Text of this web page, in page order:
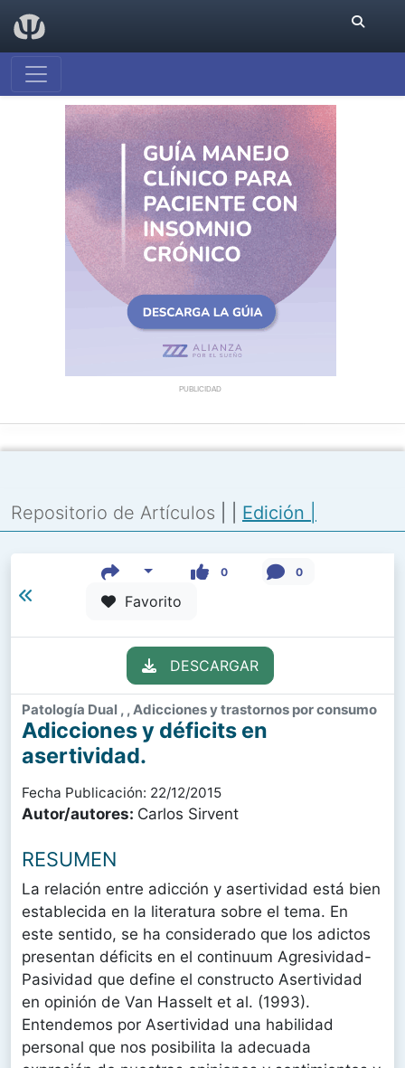
PUBLICIDAD
Repositorio de Artículos Edición |
0 0
Favorito
DESCARGAR
Patología Dual , , Adicciones y trastornos por consumo
Adicciones y déficits en
asertividad.
Fecha Publicación: 22/12/2015
Autor/autores: Carlos Sirvent
RESUMEN
La relación entre adicción y asertividad está bien
establecida en la literatura sobre el tema. En
este sentido, se ha considerado que los adictos
presentan déficits en el continuum Agresividad-
Pasividad que define el constructo Asertividad
en opinión de Van Hasselt et al. (1993).
Entendemos por Asertividad una habilidad
personal que nos posibilita la adecuada